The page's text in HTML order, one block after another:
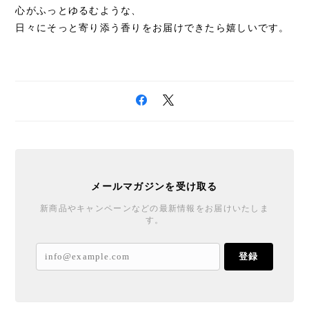
心がふっとゆるむような、
日々にそっと寄り添う香りをお届けできたら嬉しいです。
メールマガジンを受け取る
新商品やキャンペーンなどの最新情報をお届けいたしま
す。
登録